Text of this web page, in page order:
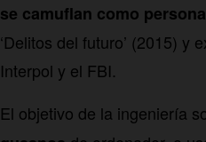
se camuflan como
‘Delitos del futuro’ (2015)
Interpol y el FBI.
El objetivo de la ingeniería